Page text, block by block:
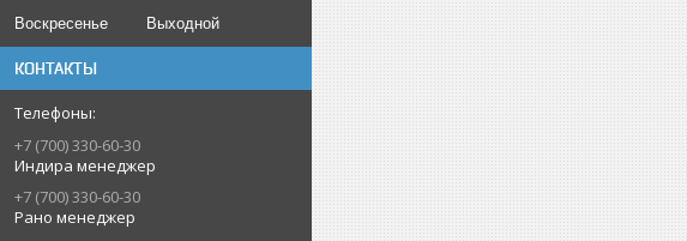
Воскресенье
Выходной
КОНТАКТЫ
+7 (700) 330-60-30
Индира менеджер
+7 (700) 330-60-30
Рано менеджер